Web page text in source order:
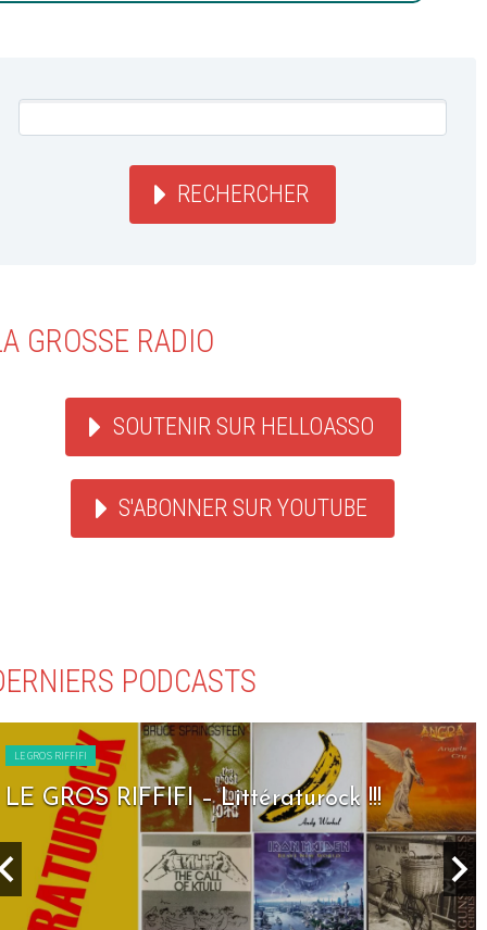
RECHERCHER
GROSSE RADIO
SOUTENIR SUR HELLOASSO
S'ABONNER SUR YOUTUBE
PODCASTS
LE GROS RIFFIFI
LE GROS RIFFIFI – Littératurock !!!